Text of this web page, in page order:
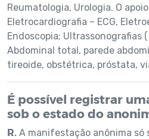
Reumatologia, Urologia. O
Eletrocardiografia – ECG,
Endoscopia; Ultrassonografias
Abdominal total, parede
tireoide, obstétrica, próstata,
É possível registrar
sob o estado do
R. A manifestação anônima só